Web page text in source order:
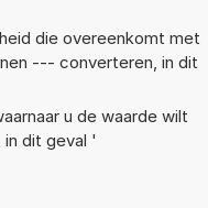
die overeenkomt met
--- converteren, in dit
u de waarde wilt
dit geval '